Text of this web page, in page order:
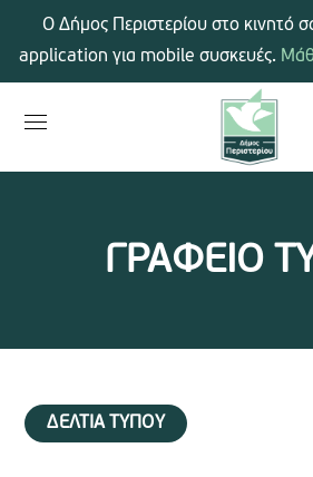
ΓΡΑΦΕΙΟ
ΔΕΛΤΙΑ ΤΥΠΟΥ
Ο Δήμος Περιστερίου στο κινητό
application για mobile συσκευές.